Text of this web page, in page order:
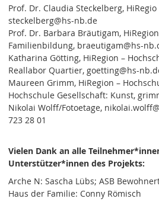
Prof. Dr. Claudia Steckelberg,
steckelberg@hs-nb.de
Prof. Dr. Barbara Bräutigam,
Familienbildung, braeutigam@hs-
Katharina Götting, HiRegion –
Reallabor Quartier, goetting@hs-
Maureen Grimm, HiRegion –
Hochschule Gesellschaft: Kunst,
Nikolai Wolff/Fotoetage,
723 28 01
Vielen Dank an alle
Unterstützer*innen des Projekts:
Arche N: Sascha Lübs; ASB
Haus der Familie: Conny Römisch